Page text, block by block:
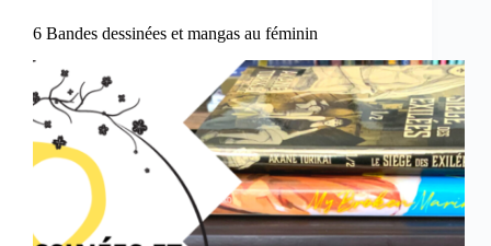
6 Bandes dessinées et mangas au féminin